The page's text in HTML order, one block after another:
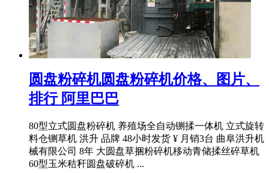
圆盘粉碎机圆盘粉碎机价格、图片、
排行 阿里巴巴
80型立式圆盘粉碎机 养殖场全自动铡揉一体机 立式旋转
料仓铡草机 洪升 品牌 48小时发货 ¥ 月销3台 曲阜洪升机
械有限公司 8年 大圆盘草捆粉碎机移动青储揉丝碎草机
60型玉米秸秆圆盘破碎机 ...